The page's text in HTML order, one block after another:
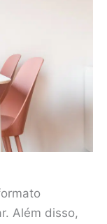
Além disso,